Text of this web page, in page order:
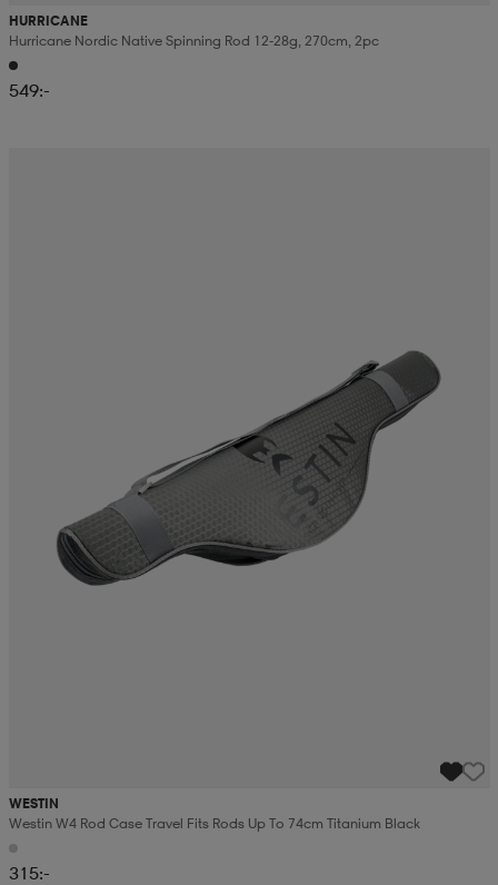
HURRICANE
Hurricane Nordic Native Spinning Rod 12-28g, 270cm, 2pc
549:-
WESTIN
Westin W4 Rod Case Travel Fits Rods Up To 74cm Titanium Black
315:-